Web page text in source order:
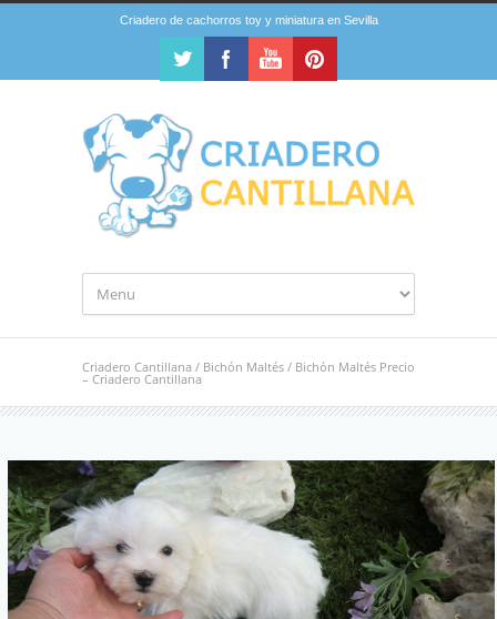
Criadero de cachorros toy y miniatura en Sevilla
Criadero Cantillana / Bichón Maltés / Bichón Maltés Precio
– Criadero Cantillana